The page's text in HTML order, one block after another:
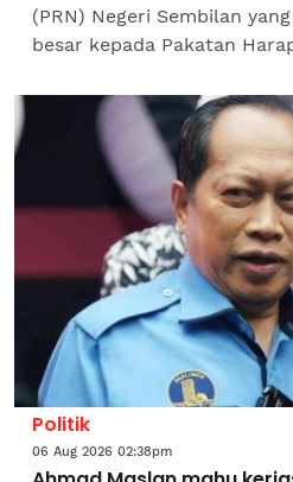
(PRN) Negeri Sembilan
besar kepada Pakatan
PH berpunca daripada...
Politik
06 Aug 2026 02:38pm